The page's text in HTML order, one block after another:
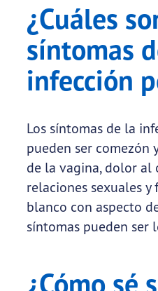
¿Cuáles
síntomas
infección
Los síntomas de la
pueden ser comezón
de la vagina, dolor al
relaciones sexuales
blanco con aspecto
síntomas pueden ser
¿Cómo sé